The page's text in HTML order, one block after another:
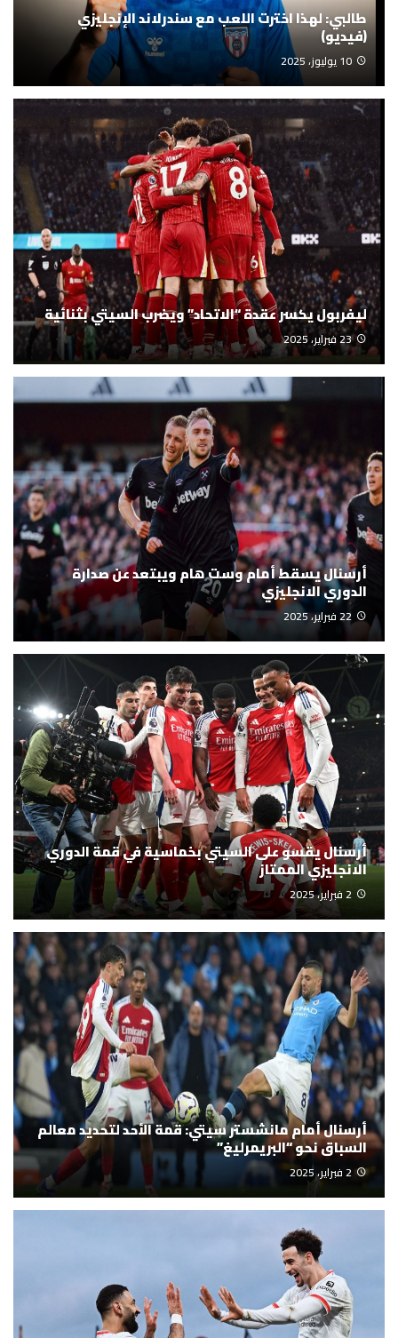
طالبي: لهذا اخترت اللعب مع سندرلاند الإنجليزي
(فيديو)
10 يوليوز، 2025
ليفربول يكسر عقدة “الاتحاد” ويضرب السيتي بثنائية
23 فبراير، 2025
أرسنال يسقط أمام وست هام ويبتعد عن صدارة
الدوري الانجليزي
22 فبراير، 2025
أرسنال يقسو على السيتي بخماسية في قمة الدوري
الانجليزي الممتاز
2 فبراير، 2025
أرسنال أمام مانشستر سيتي: قمة الأحد لتحديد معالم
السباق نحو “البريمرليغ”
2 فبراير، 2025